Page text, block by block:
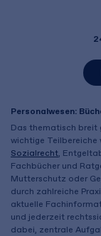
Personalwesen:
Das thematisch breit
wichtige Teilbereiche
Sozialrecht,
Fachbücher und
Mutterschutz oder
durch zahlreiche
aktuelle
und jederzeit
dabei, zentrale